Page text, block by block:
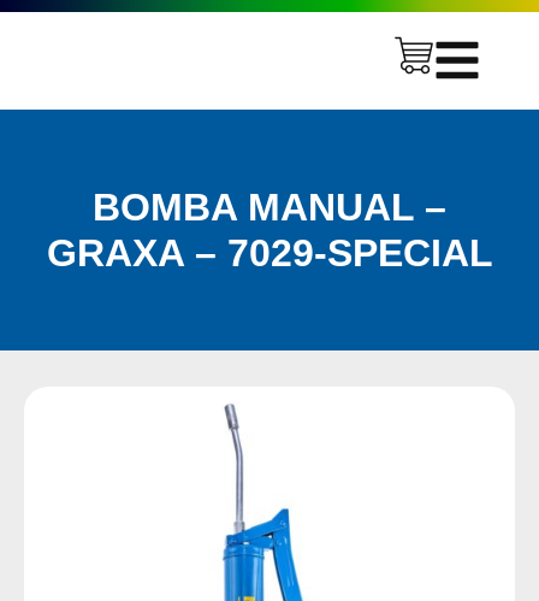
BOMBA MANUAL –
GRAXA – 7029-SPECIAL